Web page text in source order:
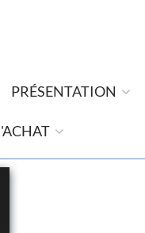
PRÉSENTATION